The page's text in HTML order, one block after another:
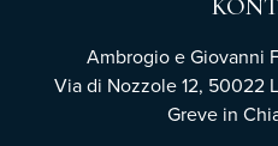
Ambrogio e Giovanni
Via di Nozzole 12, 50022
Greve in